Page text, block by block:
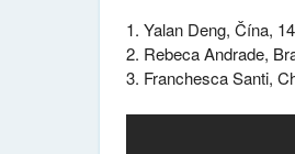
1. Yalan Deng, Čína,
2. Rebeca Andrade,
3. Franchesca Santi,